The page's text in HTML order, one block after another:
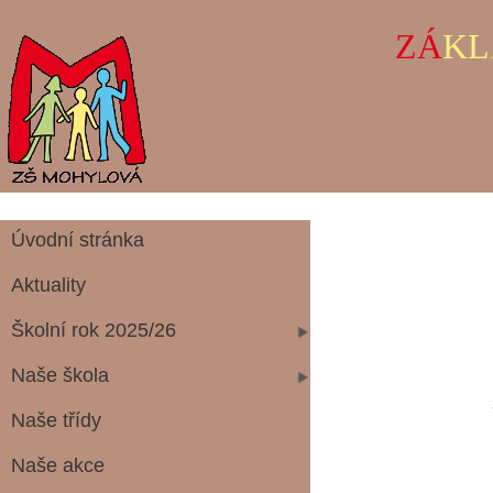
ZÁKL
Úvodní stránka
Aktuality
Školní rok 2025/26
Naše škola
Naše třídy
Naše akce